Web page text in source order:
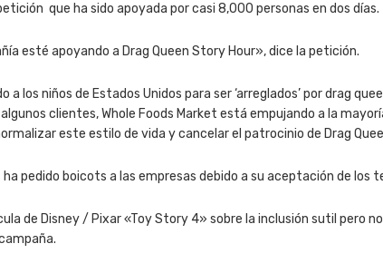
que ha sido apoyada por casi 8,000 personas en dos días.
esté apoyando a Drag Queen Story Hour», dice la petición.
los niños de Estados Unidos para ser ‘arreglados’ por drag
clientes, Whole Foods Market está empujando a la
este estilo de vida y cancelar el patrocinio de Drag
pedido boicots a las empresas debido a su aceptación de los
de Disney / Pixar «Toy Story 4» sobre la inclusión sutil pero